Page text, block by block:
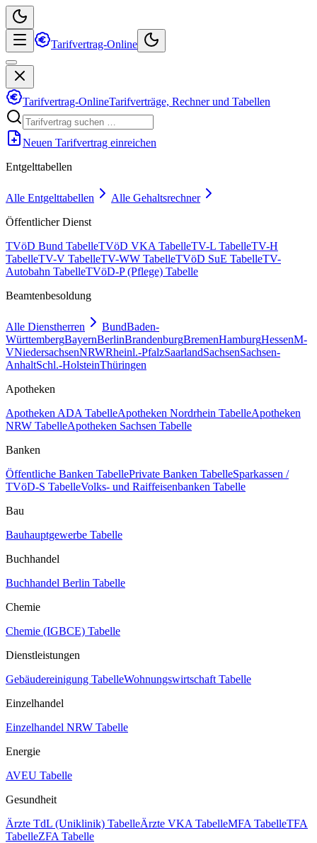
Tarifvertrag-Online
Tarifvertrag-OnlineTarifverträge, Rechner und Tabellen
Neuen Tarifvertrag einreichen
Entgelttabellen
Alle Entgelttabellen
Alle Gehaltsrechner
Öffentlicher Dienst
TVöD Bund TabelleTVöD VKA TabelleTV-L TabelleTV-H
TabelleTV-V TabelleTV-WW TabelleTVöD SuE TabelleTV-
Autobahn TabelleTVöD-P (Pflege) Tabelle
Beamtenbesoldung
Alle Dienstherren BundBaden-
WürttembergBayernBerlinBrandenburgBremenHamburgHessenM-
VNiedersachsenNRWRheinl.-PfalzSaarlandSachsenSachsen-
AnhaltSchl.-HolsteinThüringen
Apotheken
Apotheken ADA TabelleApotheken Nordrhein TabelleApotheken
NRW TabelleApotheken Sachsen Tabelle
Banken
Öffentliche Banken TabellePrivate Banken TabelleSparkassen /
TVöD-S TabelleVolks- und Raiffeisenbanken Tabelle
Bau
Bauhauptgewerbe Tabelle
Buchhandel
Buchhandel Berlin Tabelle
Chemie
Chemie (IGBCE) Tabelle
Dienstleistungen
Gebäudereinigung TabelleWohnungswirtschaft Tabelle
Einzelhandel
Einzelhandel NRW Tabelle
Energie
AVEU Tabelle
Gesundheit
Ärzte TdL (Uniklinik) TabelleÄrzte VKA TabelleMFA TabelleTFA
TabelleZFA Tabelle